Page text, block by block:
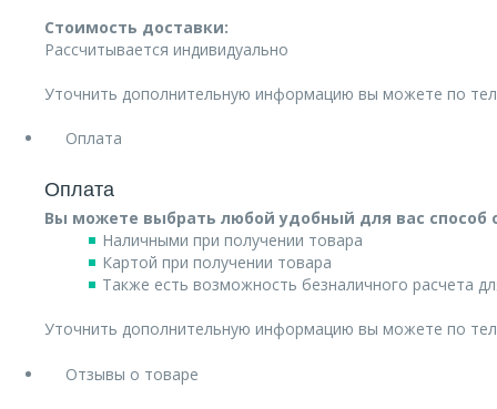
Стоимость доставки:
Рассчитывается индивидуально
Уточнить дополнительную информацию вы можете по
Оплата
Оплата
Вы можете выбрать любой удобный для вас способ
Наличными при получении товара
Картой при получении товара
Также есть возможность безналичного расчета
Уточнить дополнительную информацию вы можете по
Отзывы о товаре